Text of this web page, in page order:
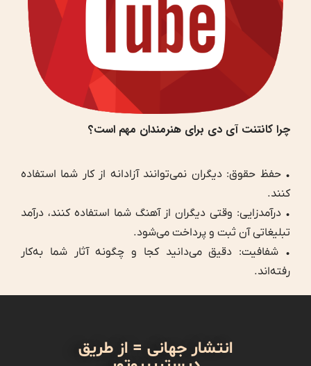
چرا کانتنت آی دی برای هنرمندان مهم است؟
• حفظ حقوق: دیگران نمی‌توانند آزادانه از کار شما استفاده
کنند.
• درآمدزایی: وقتی دیگران از آهنگ شما استفاده کنند، درآمد
تبلیغاتی آن ثبت و پرداخت می‌شود.
• شفافیت: دقیق می‌دانید کجا و چگونه آثار شما به‌کار
رفته‌اند.
انتشار جهانی = از طریق